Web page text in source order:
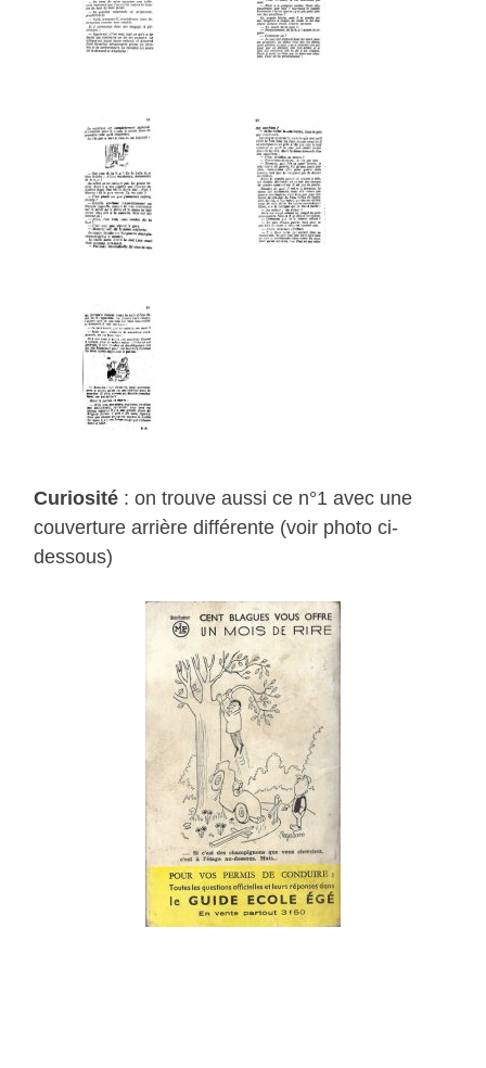
Curiosité : on trouve aussi ce n°1 avec une
couverture arrière différente (voir photo ci-
dessous)